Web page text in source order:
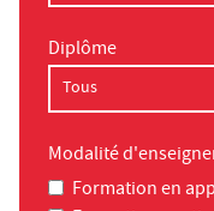
Diplôme
Modalité
Formation en